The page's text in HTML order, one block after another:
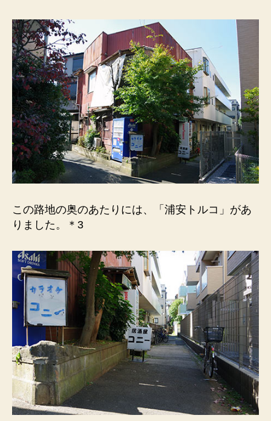
この路地の奥のあたりには、「浦安トルコ」があ
りました。＊3